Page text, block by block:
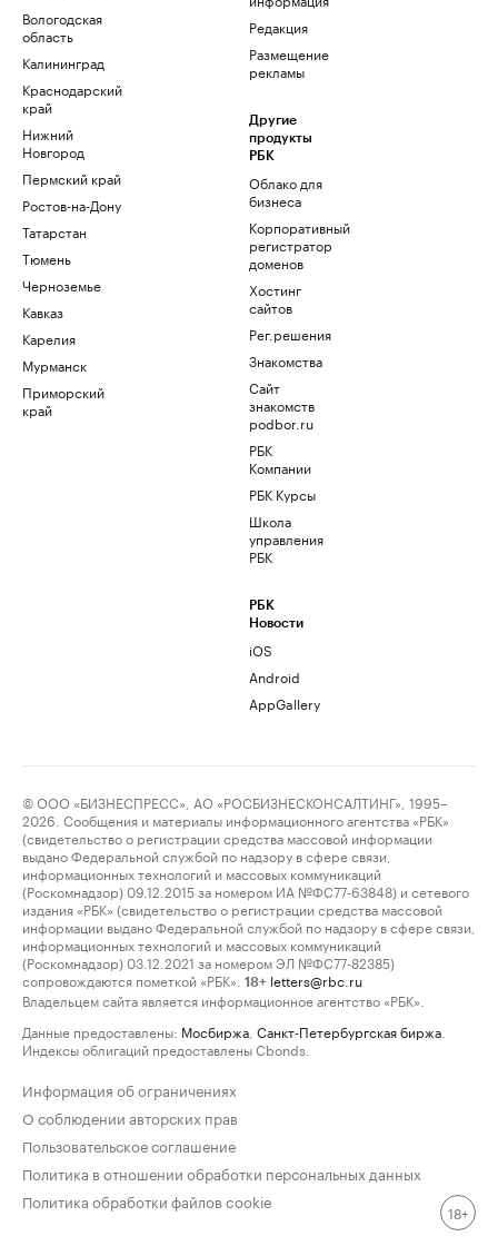
Вологодская
область
Калининград
Краснодарский
край
Нижний
Новгород
Пермский край
Ростов-на-Дону
Татарстан
Тюмень
Черноземье
Кавказ
Карелия
Мурманск
Приморский
край
Редакция
Размещение
рекламы
Другие
продукты
РБК
Облако для
бизнеса
Корпоративный
регистратор
доменов
Хостинг
сайтов
Рег.решения
Знакомства
Сайт
знакомств
podbor.ru
РБК
Компании
РБК Курсы
Школа
управления
РБК
РБК
Новости
iOS
Android
AppGallery
© ООО «БИЗНЕСПРЕСС», АО «РОСБИЗНЕСКОНСАЛТИНГ», 1995–
2026. Сообщения и материалы информационного агентства «РБК»
(свидетельство о регистрации средства массовой информации
выдано Федеральной службой по надзору в сфере связи,
информационных технологий и массовых коммуникаций
(Роскомнадзор) 09.12.2015 за номером ИА №ФС77-63848) и сетевого
издания «РБК» (свидетельство о регистрации средства массовой
информации выдано Федеральной службой по надзору в сфере связи,
информационных технологий и массовых коммуникаций
(Роскомнадзор) 03.12.2021 за номером ЭЛ №ФС77-82385)
сопровождаются пометкой «РБК».
18+ letters@rbc.ru
Владельцем сайта является информационное агентство «РБК».
Данные предоставлены: Мосбиржа Санкт-Петербургская биржа
Индексы облигаций предоставлены Cbonds.
Информация об ограничениях
О соблюдении авторских прав
Пользовательское соглашение
Политика в отношении обработки персональных данных
Политика обработки файлов cookie
18+